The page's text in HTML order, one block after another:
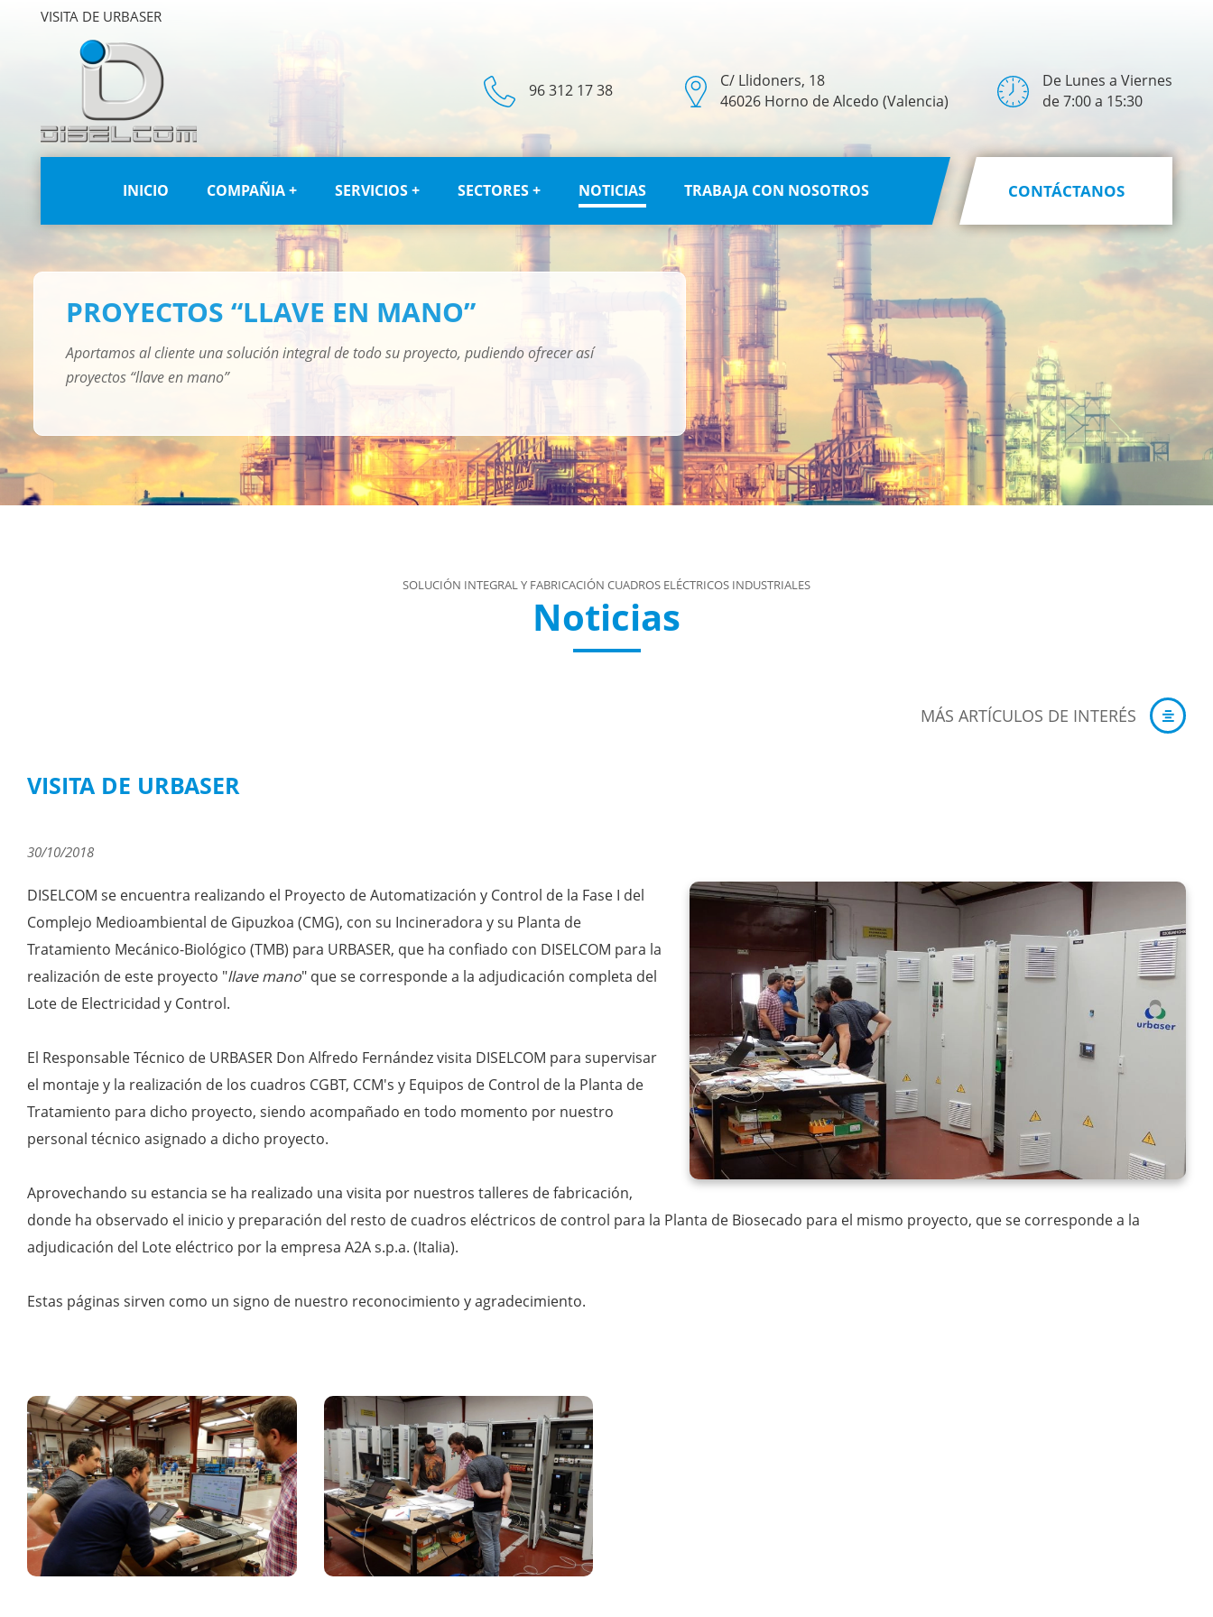
VISITA DE URBASER
96 312 17 38
C/ Llidoners, 18
46026 Horno de Alcedo (Valencia)
De Lunes a Viernes
de 7:00 a 15:30
INICIO COMPAÑIA + SERVICIOS + SECTORES + NOTICIAS TRABAJA CON NOSOTROS CONTÁCTANOS
PROYECTOS “LLAVE EN MANO”
Aportamos al cliente una solución integral de todo su proyecto, pudiendo ofrecer así
proyectos “llave en mano”
SOLUCIÓN INTEGRAL Y FABRICACIÓN CUADROS ELÉCTRICOS INDUSTRIALES
Noticias
MÁS ARTÍCULOS DE INTERÉS
VISITA DE URBASER
30/10/2018
DISELCOM se encuentra realizando el Proyecto de Automatización y Control de la Fase I del
Complejo Medioambiental de Gipuzkoa (CMG), con su Incineradora y su Planta de
Tratamiento Mecánico-Biológico (TMB) para URBASER, que ha confiado con DISELCOM para la
realización de este proyecto "llave mano" que se corresponde a la adjudicación completa del
Lote de Electricidad y Control.
El Responsable Técnico de URBASER Don Alfredo Fernández visita DISELCOM para supervisar
el montaje y la realización de los cuadros CGBT, CCM's y Equipos de Control de la Planta de
Tratamiento para dicho proyecto, siendo acompañado en todo momento por nuestro
personal técnico asignado a dicho proyecto.
Aprovechando su estancia se ha realizado una visita por nuestros talleres de fabricación,
donde ha observado el inicio y preparación del resto de cuadros eléctricos de control para la Planta de Biosecado para el mismo proyecto, que se corresponde a la
adjudicación del Lote eléctrico por la empresa A2A s.p.a. (Italia).
Estas páginas sirven como un signo de nuestro reconocimiento y agradecimiento.